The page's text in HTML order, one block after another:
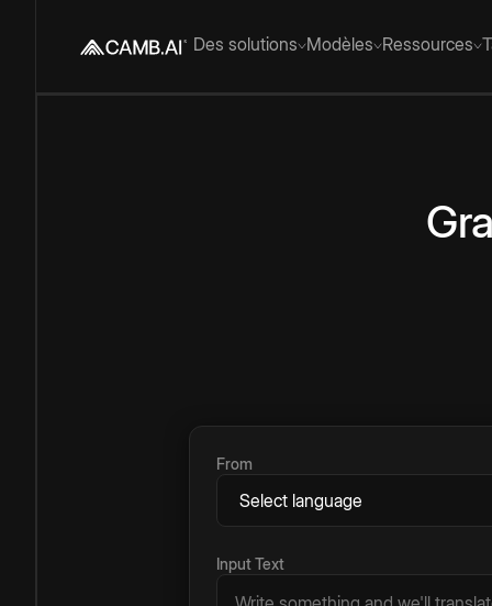
Des solutions Modèles Ressources
From
Input Text